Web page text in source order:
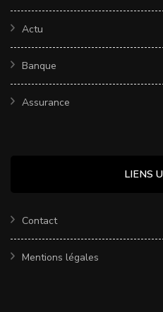
Actu
Banque
Assurance
LIENS
Contact
Mentions légales